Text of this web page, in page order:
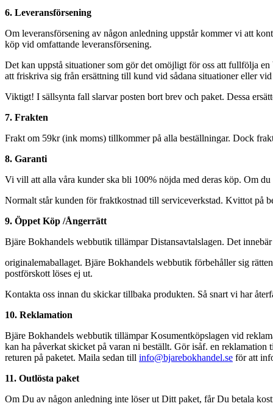
6. Leveransförsening
Om leveransförsening av någon anledning uppstår kommer vi att
köp vid omfattande leveransförsening.
Det kan uppstå situationer som gör det omöjligt för oss att fullfölja
att friskriva sig från ersättning till kund vid sådana situationer eller
Viktigt! I sällsynta fall slarvar posten bort brev och paket. Dessa
7. Frakten
Frakt om 59kr (ink moms) tillkommer på alla beställningar. Dock
8. Garanti
Vi vill att alla våra kunder ska bli 100% nöjda med deras köp. Om
Normalt står kunden för fraktkostnad till serviceverkstad. Kvittot på
9. Öppet Köp /Ångerrätt
Bjäre Bokhandels webbutik tillämpar Distansavtalslagen. Det
originalemaballaget. Bjäre Bokhandels webbutik förbehåller sig
postförskott löses ej ut.
Kontakta oss innan du skickar tillbaka produkten. Så snart vi har
10. Reklamation
Bjäre Bokhandels webbutik tillämpar Kosumentköpslagen vid
kan ha påverkat skicket på varan ni beställt. Gör isåf. en
returen på paketet. Maila sedan till info@bjarebokhandel.se för att
11. Outlösta paket
Om Du av någon anledning inte löser ut Ditt paket, får Du betala